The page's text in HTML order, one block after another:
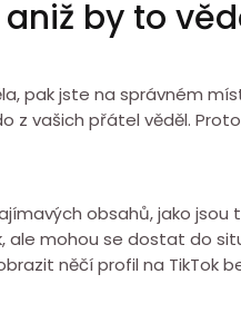
by to
pak jste na správném
z vašich přátel věděl.
obsahů, jako jsou
ale mohou se dostat do
něčí profil na TikTok